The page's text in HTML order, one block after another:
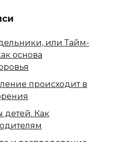
или Тайм-
основа
происходит в
детей. Как